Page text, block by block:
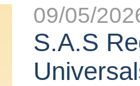
09/05/
S.A.S